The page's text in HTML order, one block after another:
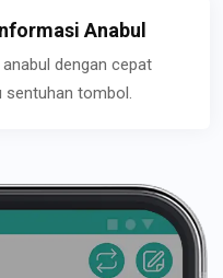
Anabul
dengan cepat
sentuhan tombol.